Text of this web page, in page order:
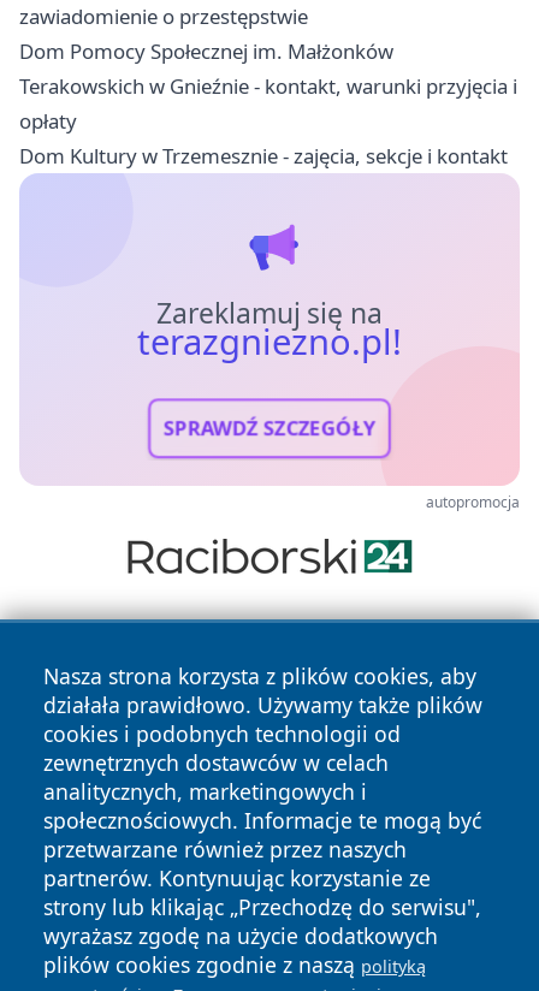
zawiadomienie o przestępstwie
Dom Pomocy Społecznej im. Małżonków
Terakowskich w Gnieźnie - kontakt, warunki przyjęcia i
opłaty
Dom Kultury w Trzemesznie - zajęcia, sekcje i kontakt
Zareklamuj się na
terazgniezno.pl!
SPRAWDŹ SZCZEGÓŁY
autopromocja
Nasza strona korzysta z plików cookies, aby
działała prawidłowo. Używamy także plików
cookies i podobnych technologii od
zewnętrznych dostawców w celach
analitycznych, marketingowych i
społecznościowych. Informacje te mogą być
przetwarzane również przez naszych
partnerów. Kontynuując korzystanie ze
strony lub klikając „Przechodzę do serwisu",
wyrażasz zgodę na użycie dodatkowych
plików cookies zgodnie z naszą polityką
Copyright © 2026 terazgniezno.pl Wszystkie prawa
zastrzeżone.
News Autorzy
Polityka
Prywatności
Polityka
Cookies